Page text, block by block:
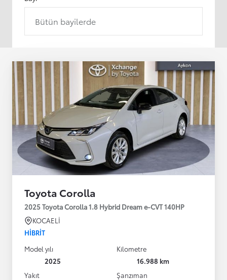
Bütün bayilerde
Toyota Corolla
2025 Toyota Corolla 1.8 Hybrid Dream e-CVT 140HP
KOCAELİ
HIBRIT
Model yılı
2025
Kilometre
16.988 km
Yakıt
Şanzıman